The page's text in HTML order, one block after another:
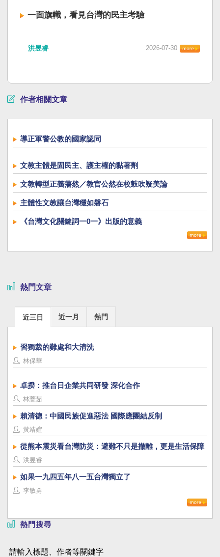
一面旗幟，看見台灣的民主考驗
洪昱睿 2026-07-30
作者相關文章
導正軍警公教的國家認同
文教主體是固民主、護主權的黏著劑
文教轉型正義蕩然／教官公然在校鼓吹疑美論
主體性文教讓台灣穩如磐石
《台灣文化關鍵詞一0一》出版的意義
熱門文章
近三日 近一月 熱門
習獨裁的難處和大清洗
林保華
卓揆：推台日企業共同研發 深化合作
林薏茹
賴清德：中國民族促進惡法 國際應團結反制
黃靖媗
從熊本震災看台灣防災：避難不只是撤離，更是生活保障
洪昱睿
如果一九四五年八一五台灣獨立了
李敏勇
熱門搜尋
請輸入標題、作者等關鍵字